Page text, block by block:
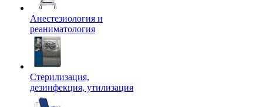
Анестезиология и
реаниматология
Стерилизация,
дезинфекция, утилизация